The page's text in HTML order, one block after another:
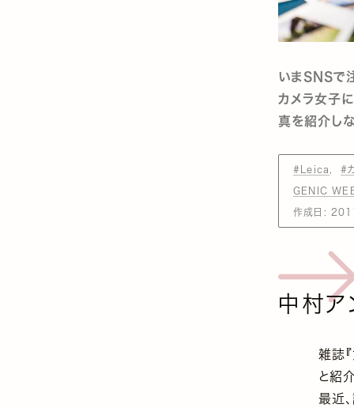
いまSNSで
カメラ女子
真を紹介し
#Leica #
GENIC
作成日:
中村ア
雑誌
と紹
最近